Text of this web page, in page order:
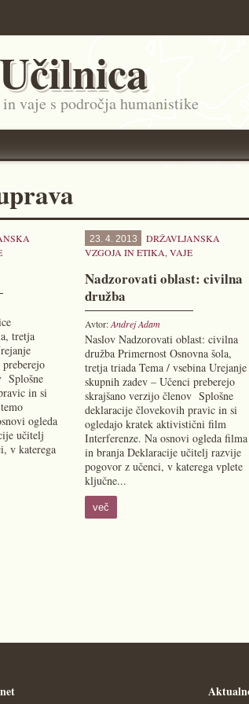
Učilnica
vaje s področja humanistike
tretja
Splošne
in si
ogleda
učitelj
v katerega
23. 4. 2013
DRŽAVLJANSKA
VZGOJA IN ETIKA, VAJE
Nadzorovati oblast: civilna
družba
Avtor:Andrej Adam
Naslov Nadzorovati oblast: civilna
družba Primernost Osnovna šola,
tretja triada Tema / vsebina Urejanje
skupnih zadev – Učenci preberejo
skrajšano verzijo členov Splošne
deklaracije človekovih pravic in si
ogledajo kratek aktivistični film
Interferenze. Na osnovi ogleda filma
in branja Deklaracije učitelj razvije
pogovor z učenci, v katerega vplete
ključne...
več